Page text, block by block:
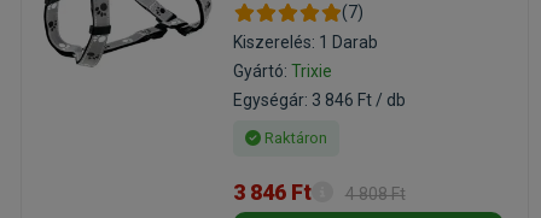
(7)
Kiszerelés: 1 Darab
Gyártó: Trixie
Egységár: 3 846 Ft / db
Raktáron
3 846 Ft 4 808 Ft